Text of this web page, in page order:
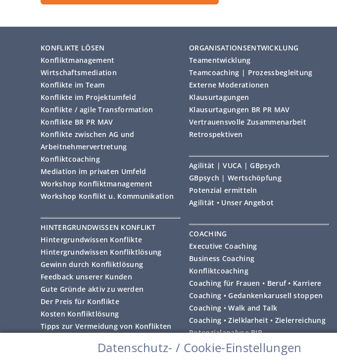
KONFLIKTE LÖSEN
Konfliktmanagement
Wirtschaftsmediation
Konflikte im Team
Konflikte im Projektumfeld
Konflikte / agile Transformation
Konflikte BR PR MAV
Konflikte zwischen AG und
Arbeitnehmervertretung
Konfliktcoaching
Mediation im privaten Umfeld
Workshop Konfliktmanagement
Workshop Konflikt u. Kommunikation
HINTERGRUNDWISSEN KONFLIKT
Hintergrundwissen Konflikte
Hintergrundwissen Konfliktlösung
Gewinn durch Konfliktlösung
Feedback unserer Kunden
Gute Gründe aktiv zu werden
Der Preis für Konflikte
Kosten Konfliktlösung
Tipps zur Vermeidung von Konflikten
Copyright © • Alle Rechte vorbehalten
ORGANISATIONSENTWICKLUNG
Teamentwicklung
Teamcoaching | Prozessbegleitung
Externe Moderationen
Klausurtagungen
Klausurtagungen BR PR MAV
Vertrauensvolle Zusammenarbeit
Retrospektiven
Agilität | VUCA | GBpsych
GBpsych | Wertschöpfung
Potenzial ermitteln
Agilität • Unser Angebot
COACHING
Executive Coaching
Business Coaching
Konfliktcoaching
Coaching für Frauen • Beruf • Karriere
Coaching • Gedankenkarusell stoppen
Coaching • Walk and Talk
Coaching • Zielklarheit • Zielerreichung
Potenzialanalyse BIP
Feedback Coaching
Datenschutz- / Cookie-Einstellungen